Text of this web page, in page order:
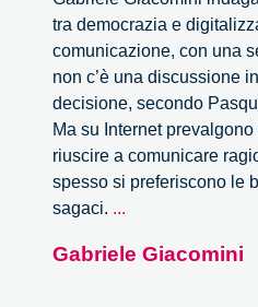
tra democrazia e
comunicazione, con una
non c’è una discussione
decisione, secondo
Ma su Internet
riuscire a comunicare
spesso si preferiscono le
sagaci. ...
non
Gabriele Giacomini